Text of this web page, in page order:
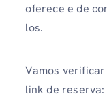
oferece e de
los.
Vamos
link de reserva: